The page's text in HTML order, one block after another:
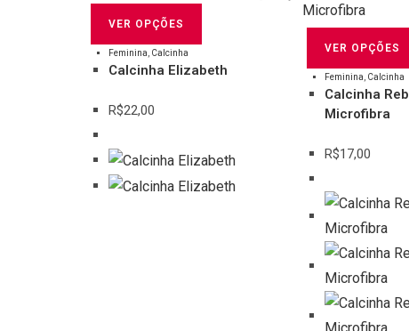
VER OPÇÕES
Feminina Calcinha
Calcinha Elizabeth
R$22,00
VER OPÇÕES
Feminina, Calcinha
Calcinha
Microfibra
R$17,00